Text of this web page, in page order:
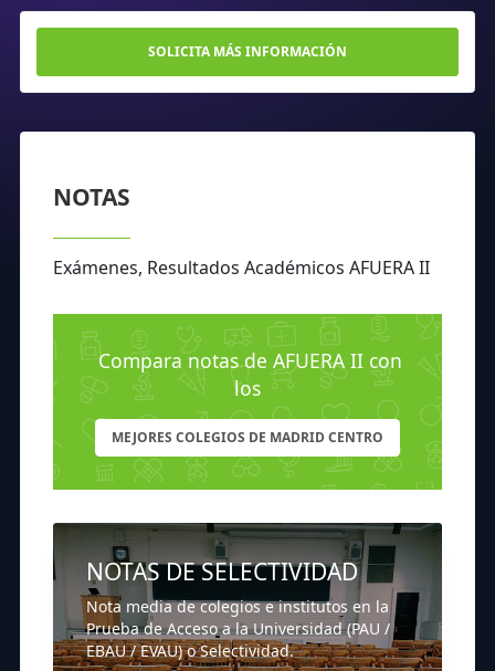
SOLICITA MÁS INFORMACIÓN
NOTAS
Exámenes, Resultados Académicos AFUERA II
Compara notas de AFUERA II con
los
MEJORES COLEGIOS DE MADRID CENTRO
NOTAS DE SELECTIVIDAD
Nota media de colegios e institutos en la
Prueba de Acceso a la Universidad (PAU /
EBAU / EVAU) o Selectividad.